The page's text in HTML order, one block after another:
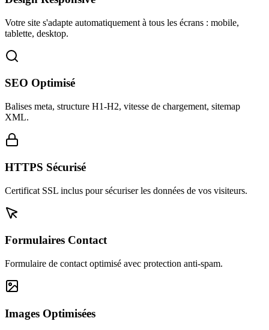
Votre site s'adapte automatiquement à tous les écrans : mobile,
tablette, desktop.
SEO Optimisé
Balises meta, structure H1-H2, vitesse de chargement, sitemap
XML.
HTTPS Sécurisé
Certificat SSL inclus pour sécuriser les données de vos visiteurs.
Formulaires Contact
Formulaire de contact optimisé avec protection anti-spam.
Images Optimisées